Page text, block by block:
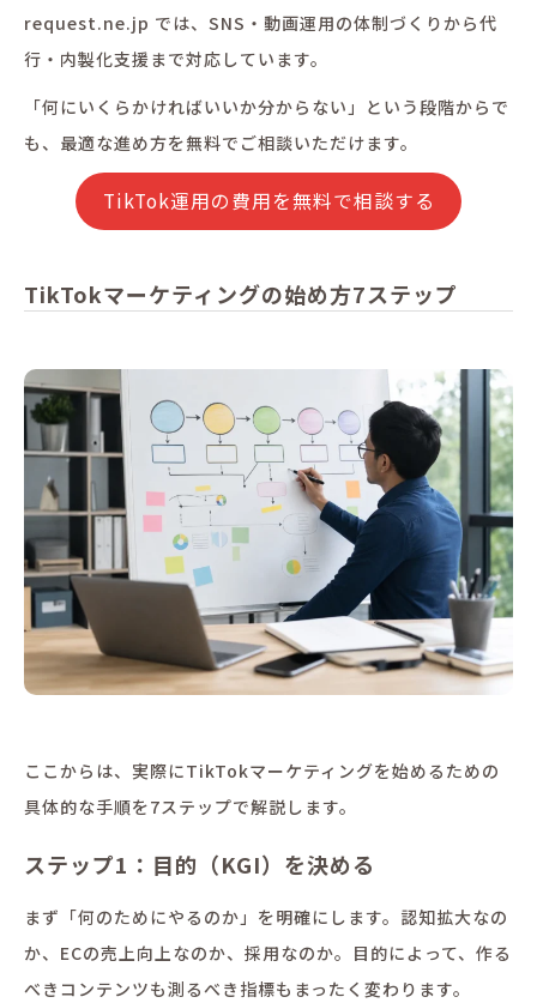
request.ne.jp では、SNS・動画運用の体制づくりから代
行・内製化支援まで対応しています。
「何にいくらかければいいか分からない」という段階からで
も、最適な進め方を無料でご相談いただけます。
TikTok運用の費用を無料で相談する
TikTokマーケティングの始め方7ステップ
ここからは、実際にTikTokマーケティングを始めるための
具体的な手順を7ステップで解説します。
ステップ1：目的（KGI）を決める
まず「何のためにやるのか」を明確にします。認知拡大なの
か、ECの売上向上なのか、採用なのか。目的によって、作る
べきコンテンツも測るべき指標もまったく変わります。